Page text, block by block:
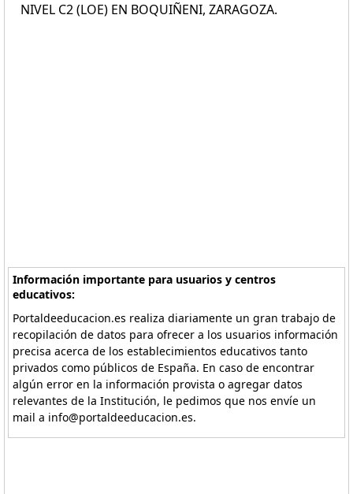
NIVEL C2 (LOE) EN BOQUIÑENI, ZARAGOZA.
Información importante para usuarios y centros
educativos:
Portaldeeducacion.es realiza diariamente un gran trabajo de
recopilación de datos para ofrecer a los usuarios información
precisa acerca de los establecimientos educativos tanto
privados como públicos de España. En caso de encontrar
algún error en la información provista o agregar datos
relevantes de la Institución, le pedimos que nos envíe un
mail a info@portaldeeducacion.es.